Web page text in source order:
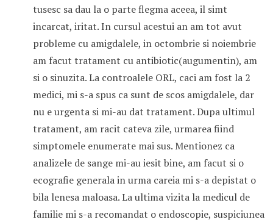
tusesc sa dau la o parte flegma aceea, il simt
incarcat, iritat. In cursul acestui an am tot avut
probleme cu amigdalele, in octombrie si noiembrie
am facut tratament cu antibiotic(augumentin), am
si o sinuzita. La controalele ORL, caci am fost la 2
medici, mi s-a spus ca sunt de scos amigdalele, dar
nu e urgenta si mi-au dat tratament. Dupa ultimul
tratament, am racit cateva zile, urmarea fiind
simptomele enumerate mai sus. Mentionez ca
analizele de sange mi-au iesit bine, am facut si o
ecografie generala in urma careia mi s-a depistat o
bila lenesa maloasa. La ultima vizita la medicul de
familie mi s-a recomandat o endoscopie, suspiciunea